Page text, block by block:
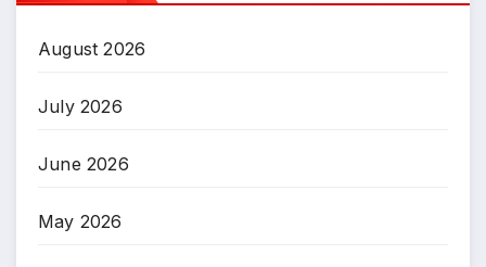
August 2026
July 2026
June 2026
May 2026